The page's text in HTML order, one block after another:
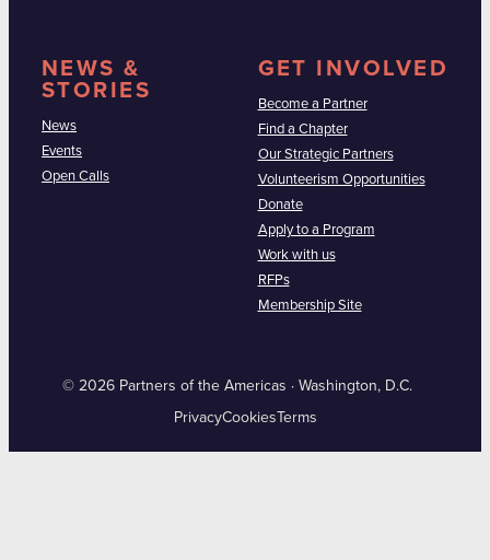
NEWS &
STORIES
News
Events
Open Calls
GET INVOLVED
Become a Partner
Find a Chapter
Our Strategic Partners
Volunteerism Opportunities
Donate
Apply to a Program
Work with us
RFPs
Membership Site
© 2026 Partners of the Americas · Washington, D.C.
PrivacyCookies Terms